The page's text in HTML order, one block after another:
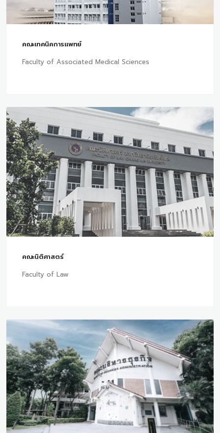
คณะเทคนิคการแพทย์
Faculty of Associated Medical Sciences
คณะนิติศาสตร์
Faculty of Law